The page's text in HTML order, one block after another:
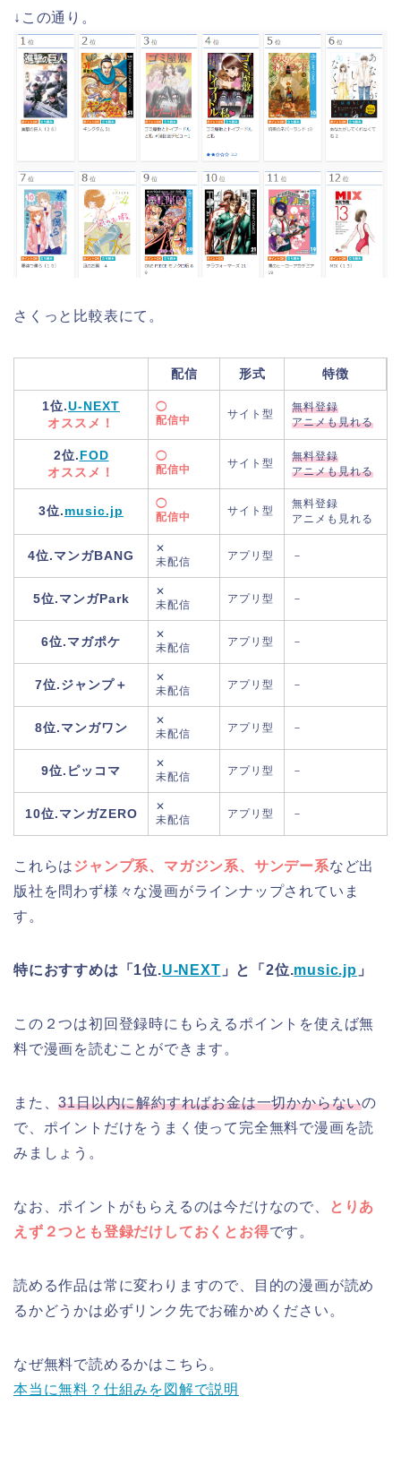
↓この通り。
さくっと比較表にて。
配信 形式 特徴
1位.U-NEXT
オススメ！
◯
配信中
サイト型
無料登録
アニメも見れる
2位.FOD
オススメ！
◯
配信中
サイト型
無料登録
アニメも見れる
3位.music.jp
◯
配信中
サイト型
無料登録
アニメも見れる
4位.マンガBANG
✕
未配信
アプリ型 －
5位.マンガPark
✕
未配信
アプリ型 －
6位.マガポケ
✕
未配信
アプリ型 －
7位.ジャンプ＋
✕
未配信
アプリ型 －
8位.マンガワン
✕
未配信
アプリ型 －
9位.ピッコマ
✕
未配信
アプリ型 －
10位.マンガZERO
✕
未配信
アプリ型 －
これらは ジャンプ系、マガジン系、サンデー系など出
版社を問わず様々な漫画がラインナップされていま
す。
特におすすめは「1位.U-NEXT 」と「2位.music.jp 」
この２つは初回登録時にもらえるポイントを使えば無
料で漫画を読むことができます。
また、31日以内に解約すればお金は一切かからないの
で、ポイントだけをうまく使って完全無料で漫画を読
みましょう。
なお、ポイントがもらえるのは今だけなので、
とりあ
えず２つとも登録だけしておくとお得です。
読める作品は常に変わりますので、目的の漫画が読め
るかどうかは必ずリンク先でお確かめください。
なぜ無料で読めるかはこちら。
本当に無料？仕組みを図解で説明